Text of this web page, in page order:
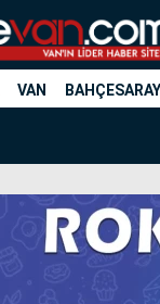
VAN BAHÇESARAY